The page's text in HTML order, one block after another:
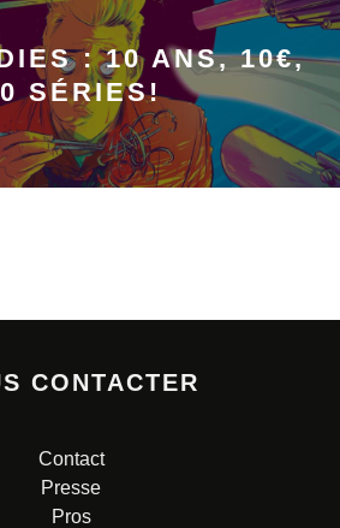
: 10 ANS, 10€,
SÉRIES!
CONTACTER
Contact
Presse
Pros